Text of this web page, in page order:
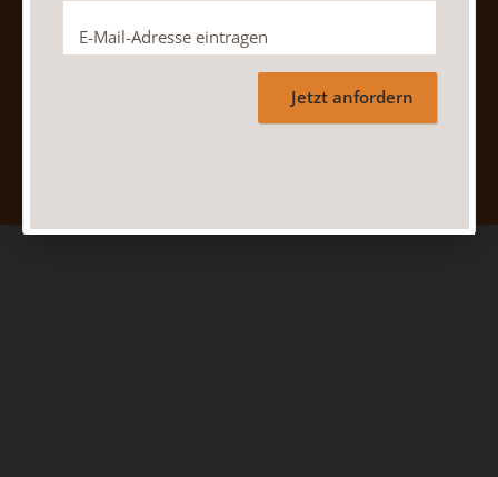
Jetzt anfordern